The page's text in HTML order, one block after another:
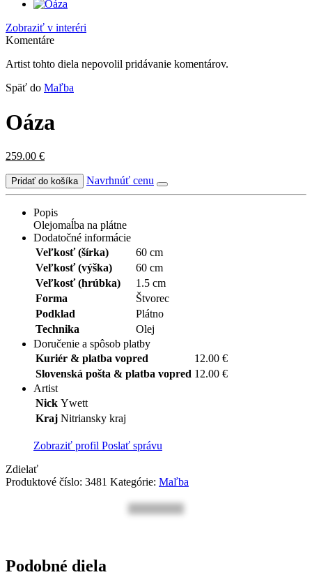
Zobraziť v interéri
Komentáre
Artist tohto diela nepovolil pridávanie komentárov.
Späť do Maľba
Oáza
259.00 €
Navrhnúť cenu
Popis
Olejomaĺba na plátne
Dodatočné informácie
Veľkosť (šírka)
60 cm
Veľkosť (výška)
60 cm
Veľkosť (hrúbka)
1.5 cm
Forma
Štvorec
Podklad
Plátno
Technika
Olej
Doručenie a spôsob platby
Kuriér & platba vopred
12.00 €
Slovenská pošta & platba vopred 12.00 €
Artist
Nick Ywett
Kraj Nitriansky kraj
Zobraziť profil Poslať správu
Zdielať
Produktové číslo: 3481 Kategórie: Maľba
Podobné diela